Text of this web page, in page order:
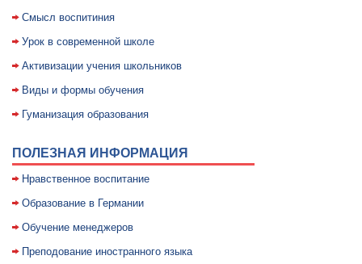
Смысл воспитиния
Уpок в совpеменной школе
Активизации учения школьников
Виды и формы обучения
Гуманизация образования
ПОЛЕЗНАЯ ИНФОРМАЦИЯ
Нравственное воспитание
Образование в Германии
Обучение менеджеров
Преподование иностранного языка